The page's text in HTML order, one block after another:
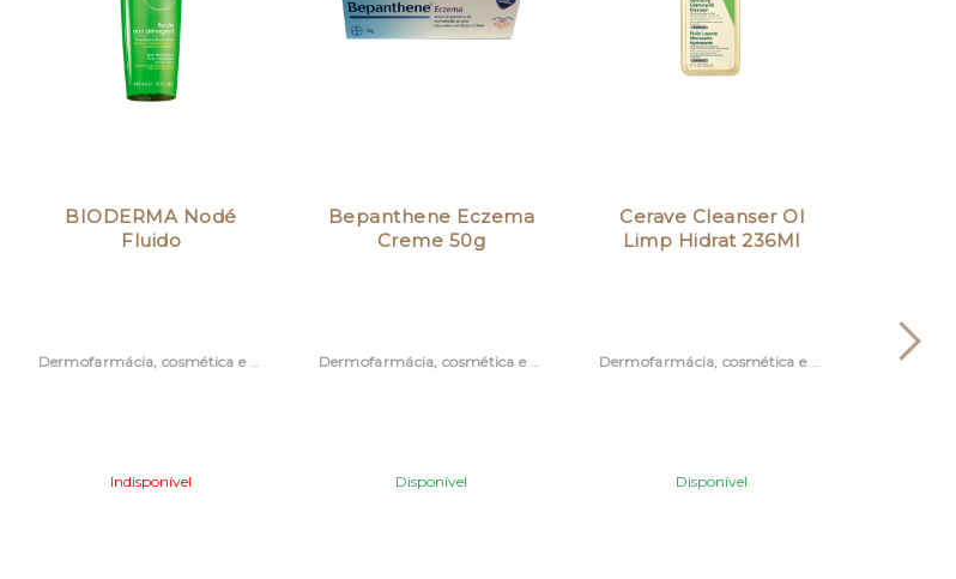
BIODERMA Nodé
Fluido
Indisponível
Bepanthene Eczema
Creme 50g
Disponível
Cerave Cleanser Ol
Limp Hidrat 236Ml
Disponível